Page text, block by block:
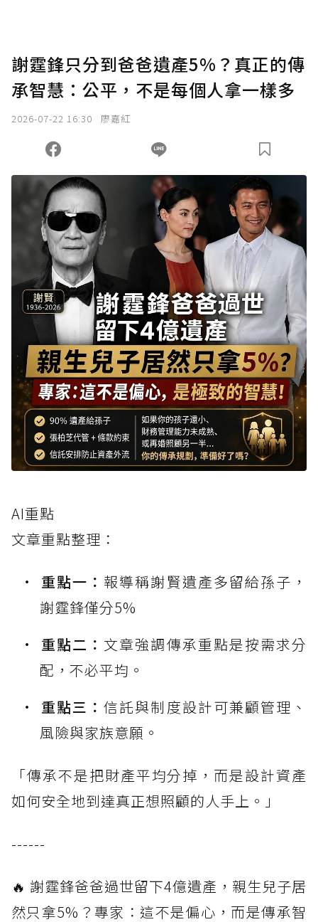
謝霆鋒只分到爸爸遺產5%？真正的傳
承智慧：公平，不是每個人拿一樣多
2026-07-22 16:30 廖嘉紅
AI重點
文章重點整理：
重點一： 報導稱謝賢遺產多留給孫子，
謝霆鋒僅分5%
重點二： 文章強調傳承重點是按需求分
配，不必平均。
重點三：信託與制度設計可兼顧管理、
風險與家族意願。
「傳承不是把財產平均分掉，而是設計資產
如何安全地到達真正想照顧的人手上。」
------
🔥 謝霆鋒爸爸過世留下4億遺產，親生兒子居
然只拿5%？專家：這不是偏心，而是傳承智